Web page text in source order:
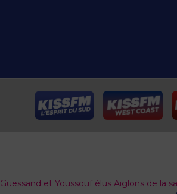
Guessand et Youssouf élus Aiglons de la